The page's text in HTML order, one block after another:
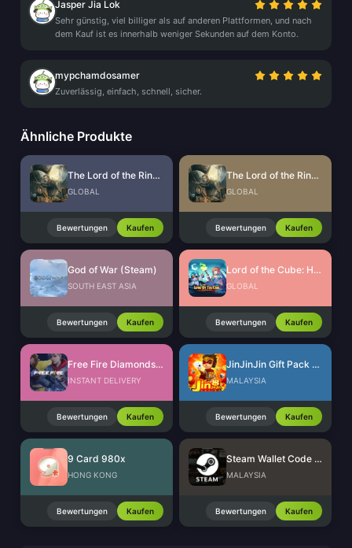
Jasper Jia Lok
Sehr günstig, viel billiger als auf anderen Plattformen, und nach
dem Kauf ist es innerhalb weniger Sekunden auf dem Konto.
mypchamdosamer
Zuverlässig, einfach, schnell, sicher.
Ähnliche Produkte
The Lord of the Rings: Rise to War Gems
GLOBAL
Bewertungen Kaufen
The Lord of the Rings: Rise to War Gift Packs
GLOBAL
Bewertungen Kaufen
God of War (Steam)
SOUTH EAST ASIA
Bewertungen Kaufen
Lord of the Cube: Heroes RPG Voucher
GLOBAL
Bewertungen Kaufen
Free Fire Diamonds EU + TR
INSTANT DELIVERY
Bewertungen Kaufen
JinJinJin Gift Pack Redeem Code
MALAYSIA
Bewertungen Kaufen
9 Card 980x
HONG KONG
Bewertungen Kaufen
Steam Wallet Code (MYR)
MALAYSIA
Bewertungen Kaufen